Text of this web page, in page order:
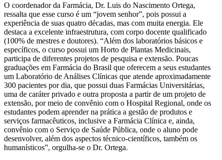
O coordenador da Farmácia, Dr. Luis do Nascimento Ortega,
ressalta que esse curso é um “jovem senhor”, pois possui a
experiência de suas quatro décadas, mas com muita energia. Ele
destaca a excelente infraestrutura, com corpo docente qualificado
(100% de mestres e doutores). “Além dos laboratórios básicos e
específicos, o curso possui um Horto de Plantas Medicinais,
participa de diferentes projetos de pesquisa e extensão. Poucas
graduações em Farmácia do Brasil que oferecem a seus estudantes
um Laboratório de Análises Clínicas que atende aproximadamente
300 pacientes por dia, que possui duas Farmácias Universitárias,
uma de caráter privado e outra proposta a partir de um projeto de
extensão, por meio de convênio com o Hospital Regional, onde os
estudantes podem aprender na prática a gestão de produtos e
serviços farmacêuticos, inclusive a Farmácia Clínica e, ainda,
convênio com o Serviço de Saúde Pública, onde o aluno pode
desenvolver, além dos aspectos técnico-científicos, também os
humanísticos”, orgulha-se o Dr. Ortega.